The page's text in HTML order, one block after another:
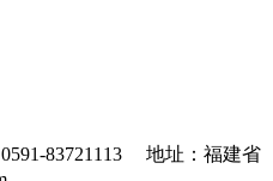
83721113 地址：福建省